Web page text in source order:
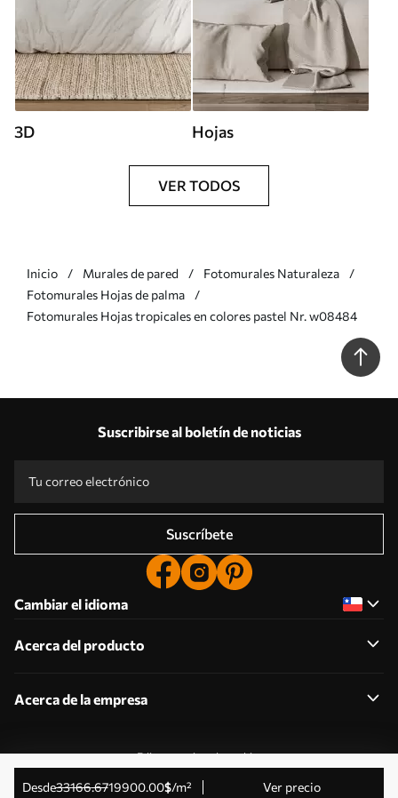
desde33166.6719900.00$/m² Ver precio
3D Hojas
VER TODOS
Inicio Murales de pared
Fotomurales Naturaleza
Fotomurales Hojas de palma
Fotomurales Hojas tropicales en colores pastel Nr. w08484
Suscribirse al boletín de noticias
Suscríbete
Cambiar el idioma
Acerca del producto
Acerca de la empresa
Editar permisos de cookies
© 2011-2026 Uwalls . Todos los derechos reservados.